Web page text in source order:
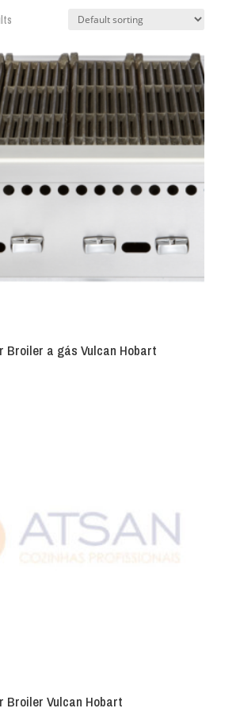
Broiler a gás Vulcan Hobart
Broiler Vulcan Hobart